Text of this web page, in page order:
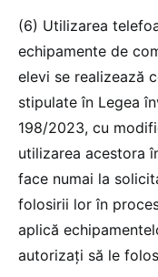
(6) Utilizarea
echipamente de
elevi se realizează
stipulate în Legea
198/2023, cu
utilizarea acestora
face numai la
folosirii lor în
aplică
autorizați să le